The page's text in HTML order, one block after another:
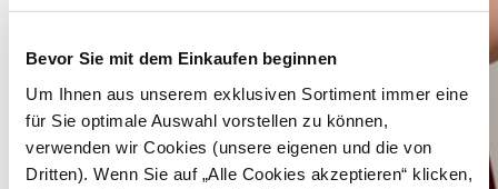
Bevor Sie mit dem Einkaufen beginnen
Um Ihnen aus unserem exklusiven Sortiment immer eine
für Sie optimale Auswahl vorstellen zu können,
verwenden wir Cookies (unsere eigenen und die von
Dritten). Wenn Sie auf „Alle Cookies akzeptieren“ klicken,